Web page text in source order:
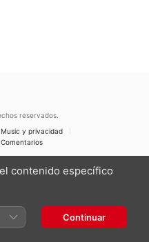
reservados.
y privacidad
Comentarios
contenido específico
Continuar